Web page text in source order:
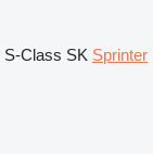
S-Class SK Sprinter